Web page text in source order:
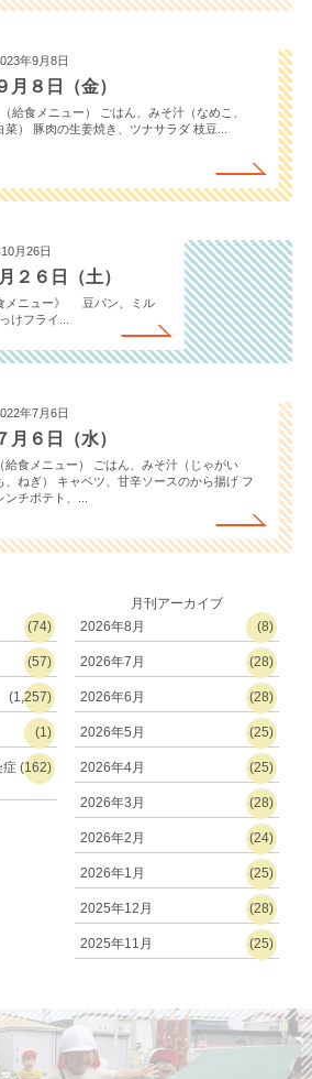
年9月8日
月８日（金）
（給食メニュー） ごはん、みそ汁（なめこ、
菜） 豚肉の生姜焼き、ツナサラダ 枝豆...
月26日
２６日（土）
メニュー》 豆パン、ミル
けフライ...
年7月6日
月６日（水）
（給食メニュー） ごはん、みそ汁（じゃがい
、ねぎ） キャベツ、甘辛ソースのから揚げ フ
ンチポテト、...
(74)
(57)
(1,257)
(1)
症 (162)
月刊アーカイブ
2026年8月
(8)
2026年7月 (28)
2026年6月 (28)
2026年5月 (25)
2026年4月 (25)
2026年3月 (28)
2026年2月 (24)
2026年1月 (25)
2025年12月 (28)
2025年11月 (25)